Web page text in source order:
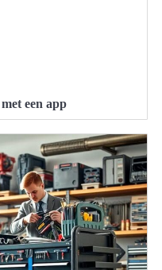
een app